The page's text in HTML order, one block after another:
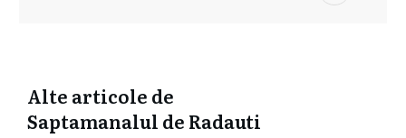
Alte articole de
Saptamanalul de Radauti